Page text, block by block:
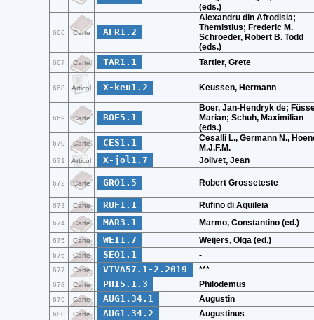
(eds.)
666 Carte AFR1.2
Alexandru din Afrodisia;
Themistius; Frederic M.
Schroeder, Robert B. Todd
(eds.)
667 Carte TAR1.1 Tartler, Grete
668 Articol X-keu1.2 Keussen, Hermann
669 Carte BOE5.1
Boer, Jan-Hendryk de;
Marian; Schuh, Maximilian
(eds.)
670 Carte CES1.1
Cesalli L., Germann N.,
M.J.F.M.
671 Articol X-jol1.7 Jolivet, Jean
672 Carte GRO1.5 Robert Grosseteste
673 Carte RUF1.1 Rufino di Aquileia
674 Carte MAR3.1 Marmo, Constantino (ed.)
675 Carte WEI1.7 Weijers, Olga (ed.)
676 Carte SEQ1.1 -
677 Carte VIVA57.1-2.2019 ***
678 Carte PHI5.1.3 Philodemus
679 Carte AUG1.34.1 Augustin
680 Carte AUG1.34.2 Augustinus